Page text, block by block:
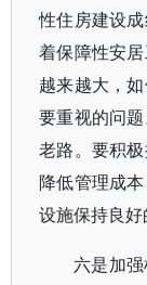
性住房建设
着保障性安
越来越大，
要重视的问
老路。要积
降低管理成
设施保持良好
六是加